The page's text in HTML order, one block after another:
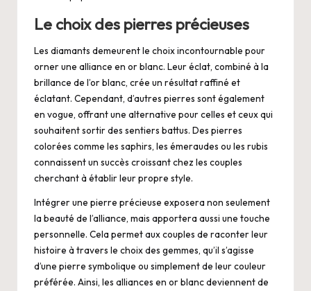
Le choix des pierres précieuses
Les diamants demeurent le choix incontournable pour
orner une alliance en or blanc. Leur éclat, combiné à la
brillance de l’or blanc, crée un résultat raffiné et
éclatant. Cependant, d’autres pierres sont également
en vogue, offrant une alternative pour celles et ceux qui
souhaitent sortir des sentiers battus. Des pierres
colorées comme les saphirs, les émeraudes ou les rubis
connaissent un succès croissant chez les couples
cherchant à établir leur propre style.
Intégrer une pierre précieuse exposera non seulement
la beauté de l’alliance, mais apportera aussi une touche
personnelle. Cela permet aux couples de raconter leur
histoire à travers le choix des gemmes, qu’il s’agisse
d’une pierre symbolique ou simplement de leur couleur
préférée. Ainsi, les alliances en or blanc deviennent de